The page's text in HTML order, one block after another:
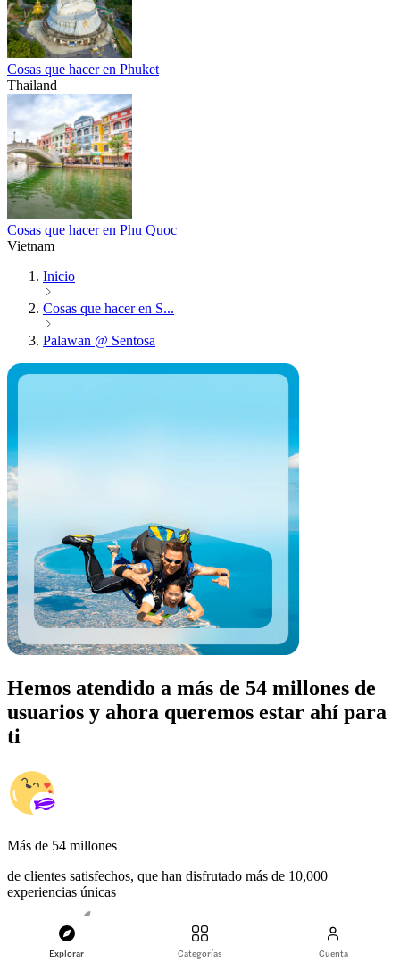
Explorar Categorías Cuenta
Cosas que hacer en Phuket
Thailand
Cosas que hacer en Phu Quoc
Vietnam
Inicio
Cosas que hacer en S...
Palawan @ Sentosa
Hemos atendido a más de 54 millones de
usuarios y ahora queremos estar ahí para
ti
Más de 54 millones
de clientes satisfechos, que han disfrutado más de 10,000
experiencias únicas